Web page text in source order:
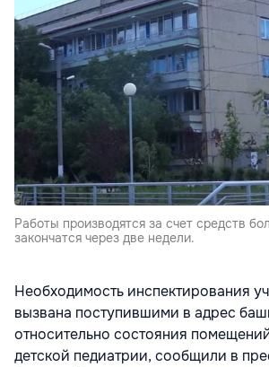
Работы производятся за счет средств
закончатся через две недели.
Необходимость инспектирования
вызвана поступившими в адрес
относительно состояния
детской педиатрии, сообщили в